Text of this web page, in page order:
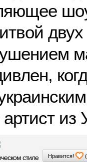
из
стиле Нравится! (